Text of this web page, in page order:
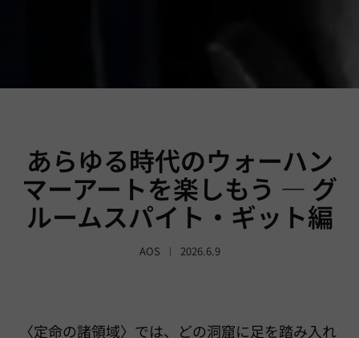
あらゆる時代のウォーハン
マーアートを楽しもう — グ
ルームスパイト・ギット編
AOS 2026.6.9
〈定命の諸領域〉では、どの洞窟に足を踏み入れ